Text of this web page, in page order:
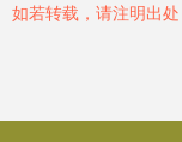
如若转载，请注明出